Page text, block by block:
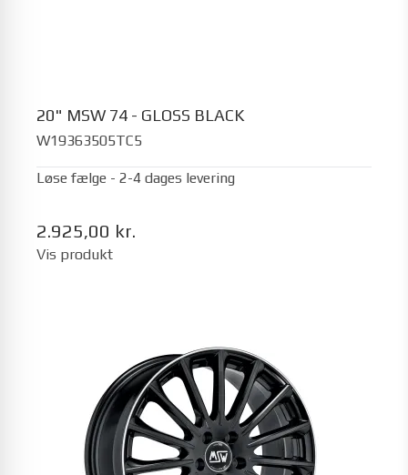
20" MSW 74 - GLOSS BLACK
W19363505TC5
Løse fælge - 2-4 dages levering
2.925,00 kr.
Vis produkt